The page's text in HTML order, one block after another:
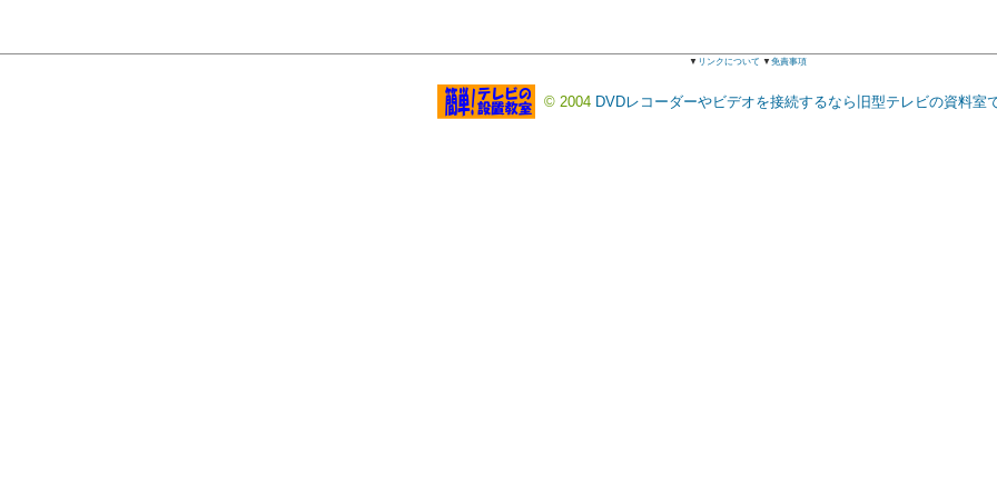
▼ リンクについて ▼ 免責事項
© 2004 DVDレコーダーやビデオを接続するなら旧型テレビの資料室